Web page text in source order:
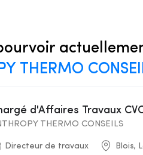
THERMO
d'Affaires Travaux
THERMO CONSEILS
Directeur de travaux Blois,